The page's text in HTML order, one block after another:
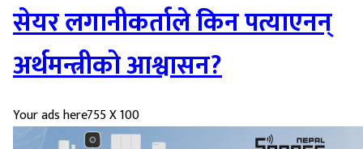
सेयर लगानीकर्ताले किन पत्याएनन्
अर्थमन्त्रीको आश्वासन?
Your ads here755 X 100